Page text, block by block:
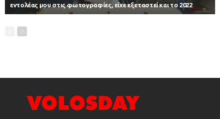
εντολέας μου στις φωτογραφίες, είχε εξεταστεί και το 2022